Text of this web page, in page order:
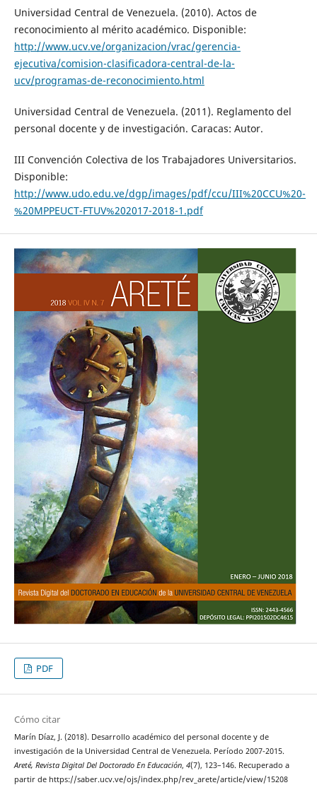
Universidad Central de Venezuela. (2010). Actos de
reconocimiento al mérito académico. Disponible:
http://www.ucv.ve/organizacion/vrac/gerencia-
ejecutiva/comision-clasificadora-central-de-la-
ucv/programas-de-reconocimiento.html
Universidad Central de Venezuela. (2011). Reglamento del
personal docente y de investigación. Caracas: Autor.
III Convención Colectiva de los Trabajadores Universitarios.
Disponible:
http://www.udo.edu.ve/dgp/images/pdf/ccu/III%20CCU%20-
%20MPPEUCT-FTUV%202017-2018-1.pdf
PDF
Cómo citar
Marín Díaz, J. (2018). Desarrollo académico del personal docente y de
investigación de la Universidad Central de Venezuela. Período 2007-2015.
Areté, Revista Digital Del Doctorado En Educación, 4(7), 123–146. Recuperado a
partir de https://saber.ucv.ve/ojs/index.php/rev_arete/article/view/15208